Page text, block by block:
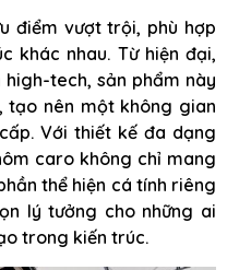
điểm vượt trội, phù hợp
khác nhau. Từ hiện đại,
tech, sản phẩm này
tạo nên một không gian
Với thiết kế đa dạng
caro không chỉ mang
thể hiện cá tính riêng
lý tưởng cho những ai
trong kiến trúc.